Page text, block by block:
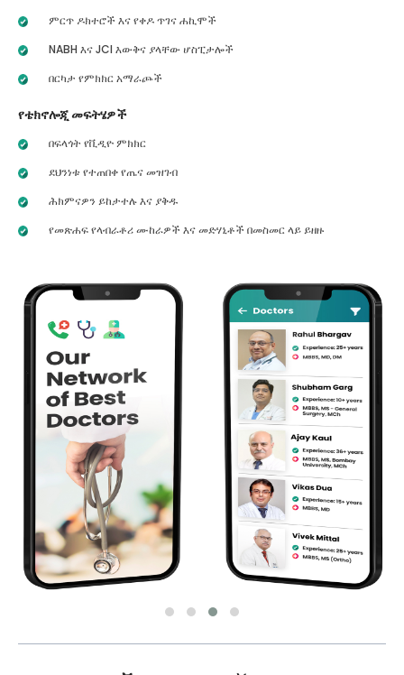
ምርጥ ዶክተሮች እና የቀዶ ጥገና ሐኪሞች
NABH እና JCI እውቅና ያላቸው ሆስፒታሎች
በርካታ የምክክር አማራጮች
የቴክኖሎጂ መፍትሄዎች
በፍላጎት የቪዲዮ ምክክር
ደህንነቱ የተጠበቀ የጤና መዝገብ
ሕክምናዎን ይከታተሉ እና ያቅዱ
የመጽሐፍ የላብራቶሪ ሙከራዎች እና መድሃኒቶች በመስመር ላይ ይዘዙ